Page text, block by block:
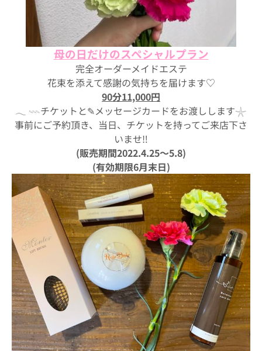
母の日だけのスペシャルプラン
完全オーダーメイドエステ
花束を添えて感謝の気持ちを届けます♡
90分11,000円
𓂃 𓇠チケットと✎メッセージカードをお渡しします𓇼
事前にご予約頂き、当日、チケットを持ってご来店下さ
いませ‼︎
(販売期間2022.4.25〜5.8)
(有効期限6月末日)